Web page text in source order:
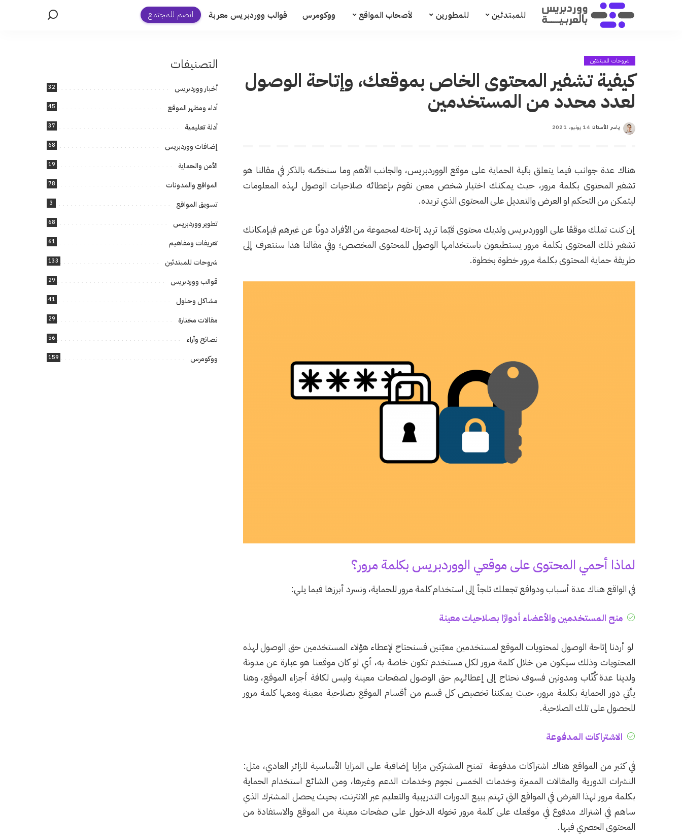
للمبتدئين للمطورين لأصحاب المواقع ووكومرس قوالب ووردبريس معربة انضم للمجتمع
شروحات للمبتدئين
كيفية تشفير المحتوى الخاص بموقعك، وإتاحة الوصول
لعدد محدد من المستخدمين
Posted
ياسر الأستاذ 14 يونيو، 2021
هناك عدة جوانب فيما يتعلق بآلية الحماية على موقع الووردبريس، والجانب الأهم وما سنخصّه بالذكر في مقالنا هو
تشفير المحتوى بكلمة مرور، حيث يمكنك اختيار شخص معين نقوم بإعطائه صلاحيات الوصول لهذه المعلومات
ليتمكن من التحكم او العرض والتعديل على المحتوى الذي تريده.
إن كنت تملك موقعًا على الووردبريس ولديك محتوى قيّما تريد إتاحته لمجموعة من الأفراد دونًا عن غيرهم فبإمكانك
تشفير ذلك المحتوى بكلمة مرور يستطيعون باستخدامها الوصول للمحتوى المخصص؛ وفي مقالنا هذا سنتعرف إلى
طريقة حماية المحتوى بكلمة مرور خطوة بخطوة.
لماذا أحمي المحتوى على موقعي الووردبريس بكلمة مرور؟
في الواقع هناك عدة أسباب ودوافع تجعلك تلجأ إلى استخدام كلمة مرور للحماية، ونسرد أبرزها فيما يلي:
منح المستخدمين والأعضاء أدوارًا بصلاحيات معينة
لو أردنا إتاحة الوصول لمحتويات الموقع لمستخدمين معيّنين فسنحتاج لإعطاء هؤلاء المستخدمين حق الوصول لهذه
المحتويات وذلك سيكون من خلال كلمة مرور لكل مستخدم تكون خاصة به، أي لو كان موقعنا هو عبارة عن مدونة
ولدينا عدة كُتّاب ومدونين فسوف نحتاج إلى إعطائهم حق الوصول لصفحات معينة وليس لكافة أجزاء الموقع، وهنا
يأتي دور الحماية بكلمة مرور، حيث يمكننا تخصيص كل قسم من أقسام الموقع بصلاحية معينة ومعها كلمة مرور
للحصول على تلك الصلاحية.
الاشتراكات المدفوعة
في كثير من المواقع هناك اشتراكات مدفوعة تمنح المشتركين مزايا إضافية على المزايا الأساسية للزائر العادي، مثل:
النشرات الدورية والمقالات المميزة وخدمات الخمس نجوم وخدمات الدعم وغيرها، ومن الشائع استخدام الحماية
بكلمة مرور لهذا الغرض في المواقع التي تهتم ببيع الدورات التدريبية والتعليم عبر الانترنت، بحيث يحصل المشترك الذي
ساهم في اشتراك مدفوع في موقعك على كلمة مرور تخوله الدخول على صفحات معينة من الموقع والاستفادة من
المحتوى الحصري فيها.
التصنيفات
أخبار ووردبريس 32
أداء ومظهر الموقع 45
أدلة تعليمية 37
إضافات ووردبريس 68
الأمن والحماية 19
المواقع والمدونات 78
تسويق المواقع 3
تطوير ووردبريس 68
تعريفات ومفاهيم 61
شروحات للمبتدئين 133
قوالب ووردبريس 29
مشاكل وحلول 41
مقالات مختارة 29
نصائح وآراء 56
ووكومرس 159